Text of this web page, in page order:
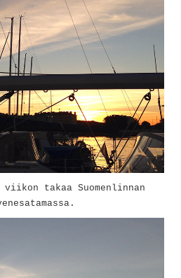
takaa Suomenlinnan